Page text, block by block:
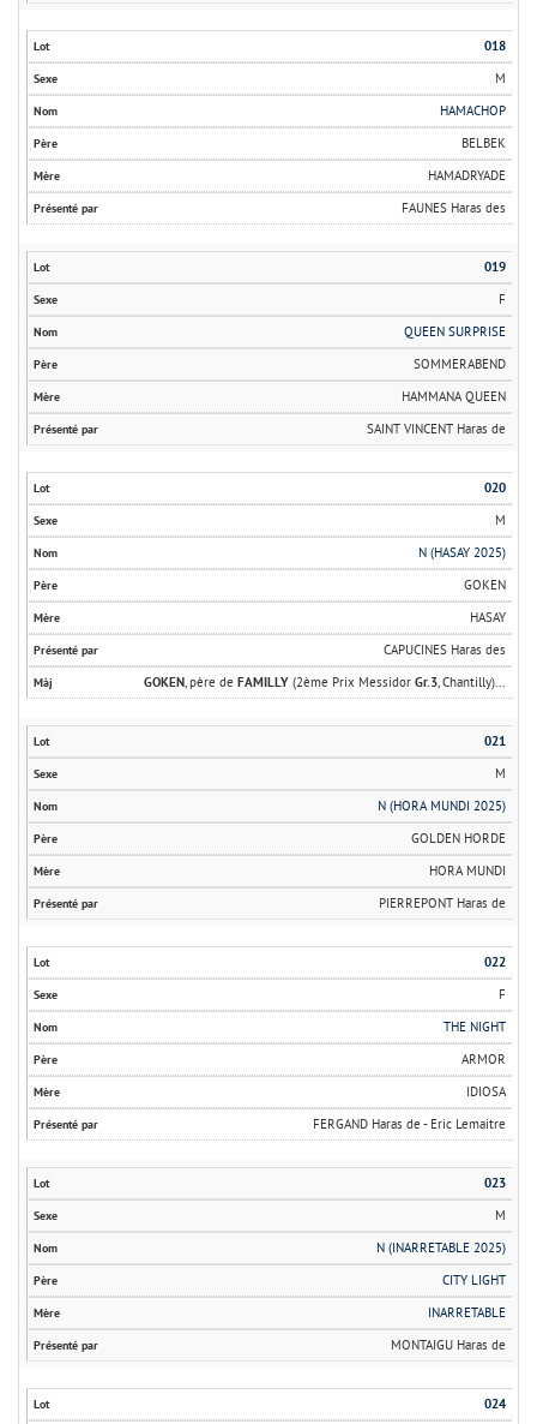
018
M
HAMACHOP
BELBEK
HAMADRYADE
FAUNES Haras des
019
F
QUEEN SURPRISE
SOMMERABEND
HAMMANA QUEEN
SAINT VINCENT Haras de
020
M
N (HASAY 2025)
GOKEN
HASAY
CAPUCINES Haras des
GOKEN , père deFAMILLY (2ème Prix MessidorGr.3 , Chantilly)...
021
M
N (HORA MUNDI 2025)
GOLDEN HORDE
HORA MUNDI
PIERREPONT Haras de
022
F
THE NIGHT
ARMOR
IDIOSA
FERGAND Haras de - Eric Lemaitre
023
M
N (INARRETABLE 2025)
CITY LIGHT
INARRETABLE
MONTAIGU Haras de
024